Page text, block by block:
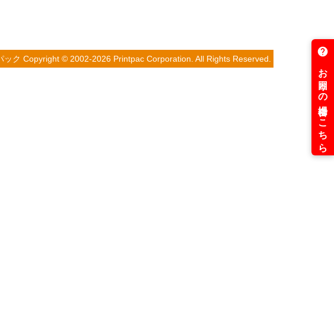
ク Copyright © 2002-2026 Printpac Corporation. All Rights Reserved.